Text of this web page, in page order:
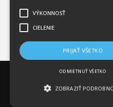
VÝKONNOSŤ
CIELENIE
PRIJAŤ VŠETKO
ODMIETNUŤ VŠETKO
ZOBRAZIŤ